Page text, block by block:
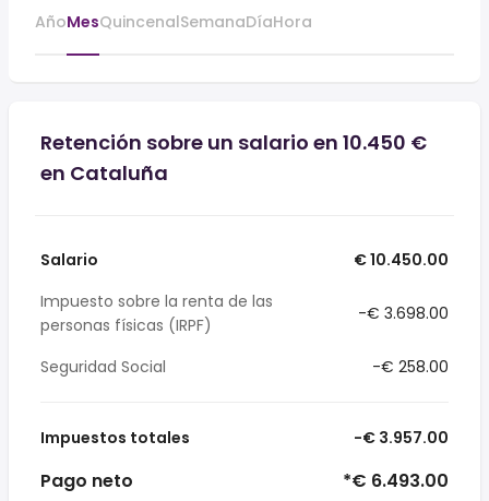
AñoMesQuincenalSemanaDíaHora
Retención sobre un salario en 10.450 €
en Cataluña
Salario
€ 10.450.00
Impuesto sobre la renta de las
personas físicas (IRPF)
-€ 3.698.00
Seguridad Social -€ 258.00
Impuestos totales -€ 3.957.00
Pago neto *€ 6.493.00